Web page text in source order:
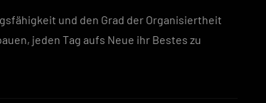
und den Grad der Organisiertheit
jeden Tag aufs Neue ihr Bestes zu